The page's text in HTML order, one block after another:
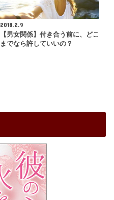
2018.2.9
【男女関係】付き合う前に、どこ
までなら許していいの？